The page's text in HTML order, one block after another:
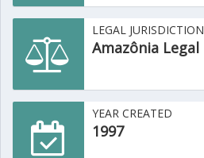
LEGAL JURISDICTION
Amazônia Legal
YEAR CREATED
1997